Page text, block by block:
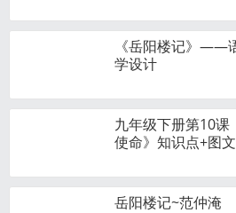
《岳阳楼记》——
学设计
九年级下册第10课
使命》知识点+图
岳阳楼记~范仲淹